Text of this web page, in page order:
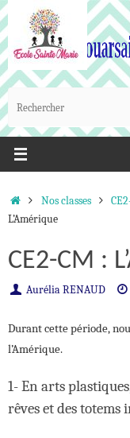
Passer
au
contenu
AccueilNos classes
L’Amérique
CE2-CM :
Aurélia RENAUD
Durant cette période,
l’Amérique.
1- En arts
rêves et des totems